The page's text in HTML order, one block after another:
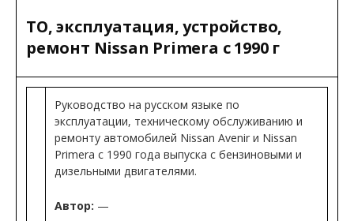
ТО, эксплуатация, устройство,
ремонт Nissan Primera с 1990 г
Руководство на русском языке по
эксплуатации, техническому обслуживанию и
ремонту автомобилей Nissan Avenir и Nissan
Primera с 1990 года выпуска с бензиновыми и
дизельными двигателями.
Автор: —